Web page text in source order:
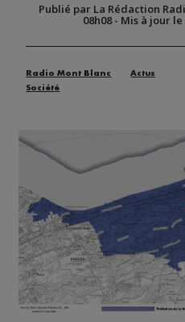
Publié par La Rédaction
08h08- Mis à jour le
Radio Mont Blanc
Actus
Société